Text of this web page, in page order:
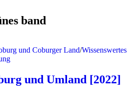
band
und Coburger Land/Wissenswertes
und Umland [2022]